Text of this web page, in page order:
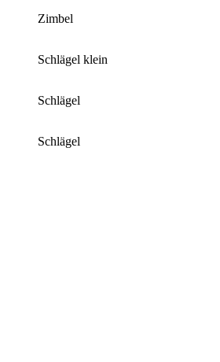
Zimbel
Schlägel klein
Schlägel
Schlägel